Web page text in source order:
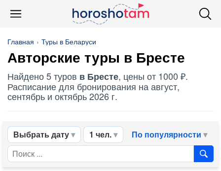
Главная Туры в Беларуси
Авторские туры в Бресте
Найдено 5 туров в Бресте, цены от 1000 ₽.
Расписание для бронирования на август,
сентябрь и октябрь 2026 г.
Выбрать дату 1 чел. По популярности